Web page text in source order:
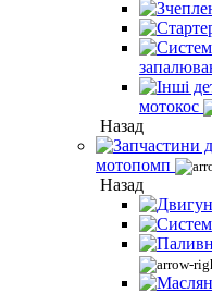
мотокос
Назад
мотопомп
Назад